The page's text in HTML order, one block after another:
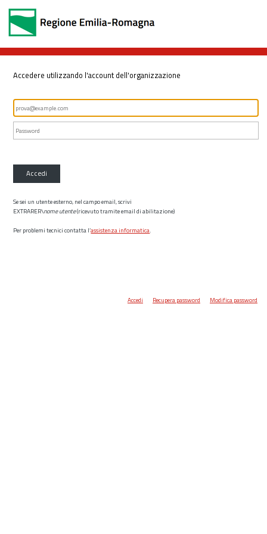
Accedere utilizzando l'account dell'organizzazione
Accedi
Se sei un utente esterno, nel campo email, scrivi
EXTRARER\nome utente(ricevuto tramite email di abilitazione)
Per problemi tecnici contatta l’assistenza informatica.
Accedi Recupera password Modifica password